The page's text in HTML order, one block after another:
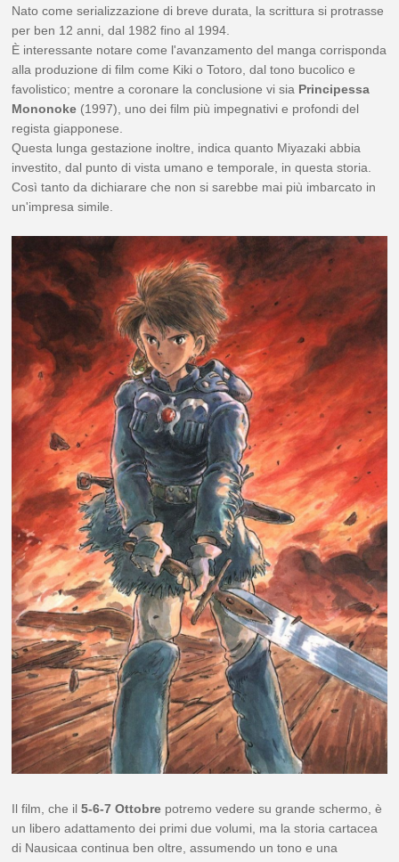
Nato come serializzazione di breve durata, la scrittura si protrasse
per ben 12 anni, dal 1982 fino al 1994.
È interessante notare come l'avanzamento del manga corrisponda
alla produzione di film come Kiki o Totoro, dal tono bucolico e
favolistico; mentre a coronare la conclusione vi sia Principessa
Mononoke (1997), uno dei film più impegnativi e profondi del
regista giapponese.
Questa lunga gestazione inoltre, indica quanto Miyazaki abbia
investito, dal punto di vista umano e temporale, in questa storia.
Così tanto da dichiarare che non si sarebbe mai più imbarcato in
un'impresa simile.
Il film, che il5-6-7 Ottobre potremo vedere su grande schermo, è
un libero adattamento dei primi due volumi, ma la storia cartacea
di Nausicaa continua ben oltre, assumendo un tono e una